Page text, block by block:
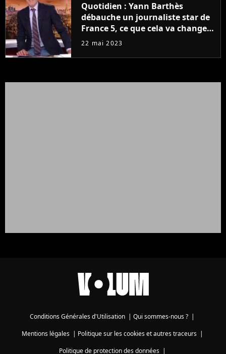
Quotidien : Yann Barthès
débauche un journaliste star de
France 5, ce que cela va changer
à la rentrée
22 mai 2023
Conditions Générales d'Utilisation | Qui sommes-nous ? |
Mentions légales| Politique sur les cookies et autres traceurs|
Politique de protection des données|